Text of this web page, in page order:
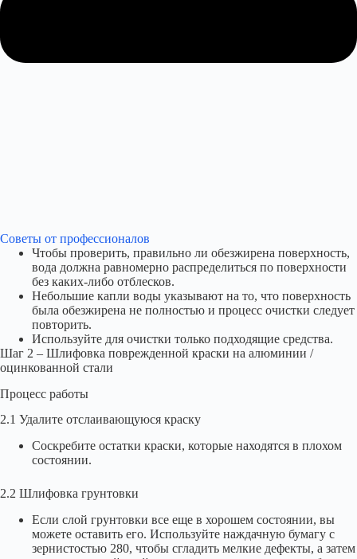
Советы от профессионалов
Чтобы проверить, правильно ли обезжирена поверхность,
вода должна равномерно распределиться по поверхности
без каких-либо отблесков.
Небольшие капли воды указывают на то, что поверхность
была обезжирена не полностью и процесс очистки следует
повторить.
Используйте для очистки только подходящие средства.
Шаг 2 – Шлифовка поврежденной краски на алюминии /
оцинкованной стали
Процесс работы
2.1 Удалите отслаивающуюся краску
Соскребите остатки краски, которые находятся в плохом
состоянии.
2.2 Шлифовка грунтовки
Если слой грунтовки все еще в хорошем состоянии, вы
можете оставить его. Используйте наждачную бумагу с
зернистостью 280, чтобы сгладить мелкие дефекты, а затем